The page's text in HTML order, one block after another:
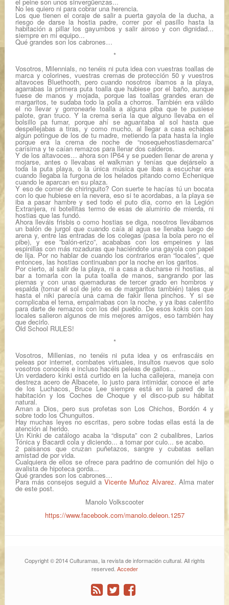
No les quiero ni para cobrar una herencia.
Los que tienen el coraje de salir a puerta gayola de la ducha, a
riesgo de darse la hostia padre, correr por el pasillo hasta la
habitación a pillar los gayumbos y salir airoso y con dignidad...
siempre en mi equipo...
Qué grandes son los cabrones…
*
Vosotros, Milennials, no tenéis ni puta idea con vuestras toallas de
marca y colorines, vuestras cremas de protección 50 y vuestros
altavoces Bluethooth, pero cuando nosotros íbamos a la playa,
agarrabas la primera puta toalla que hubiese por el baño, aunque
fuese de manos y mojada, porque las toallas grandes eran de
margaritos, te sudaba todo la polla a chorros. También era válido
el no llevar y gorronearle toalla a alguna piba que te pusiese
palote, gran truco. Y la crema sería la que alguno llevaba en el
bolsillo pa fumar, porque ahí se aguantaba al sol hasta que
despellejabas a tiras, y como mucho, al llegar a casa echabas
algún potingue de los de tu madre, metiendo la pata hasta la ingle
porque era la crema de noche de “nosequehostiasdemarca”
carísima y te caían remazos para llenar dos calderos.
Y de los altavoces… ahora son IP64 y se pueden llenar de arena y
mojarse, antes o llevabas el walkman y tenías que dejárselo a
toda la puta playa, o la única música que ibas a escuchar era
cuando llegaba la furgona de los helados pitando como Echenique
cuando le aparcan en su plaza.
Y eso de comer de chiringuito? Con suerte te hacías tú un bocata
con lo que hubiese en la nevera, eso si te acordabas, a la playa se
iba a pasar hambre y sed todo el puto día, como en la Legión
Extranjera, ni botellitas termo de esas de aluminio de mierda, ni
hostias que las fundó.
Ahora lleváis frisbis o como hostias se diga, nosotros llevábamos
un balón de jurgol que cuando caía al agua se llenaba luego de
arena y, entre las entradas de los colegas (pasa la bola pero no el
pibe), y ese ”balón-erizo”, acababas con los empeines y las
espinillas con más rozaduras que haciéndote una gayola con papel
de lija. Por no hablar de cuando los contrarios eran “locales”, que
entonces, las hostias continuaban por la noche en los garitos.
Por cierto, al salir de la playa, ni a casa a ducharse ni hostias, al
bar a tomarla con la puta toalla de manos, sangrando por las
piernas y con unas quemaduras de tercer grado en hombros y
espalda (tomar el sol de jeto es de margaritos también) tales que
hasta el niki parecía una cama de fakir llena pinchos. Y si se
complicaba el tema, empalmabas con la noche, y ya ibas calentito
para darte de remazos con los del pueblo. De esos kokis con los
locales salieron algunos de mis mejores amigos, eso también hay
que decirlo.
Old School RULES!
*
Vosotros, Millenias, no tenéis ni puta idea y os enfrascáis en
peleas por internet, combates virtuales, insultos nuevos que solo
vosotros conocéis e incluso hacéis peleas de gallos...
Un verdadero kinki está curtido en la lucha callejera, maneja con
destreza acero de Albacete, lo justo para intimidar, conoce el arte
de los Luchacos, Bruce Lee siempre está en la pared de la
habitación y los Coches de Choque y el disco-pub su hábitat
natural.
Aman a Dios, pero sus profetas son Los Chichos, Bordón 4 y
sobre todo los Chunguitos.
Hay muchas leyes no escritas, pero sobre todas ellas está la de
atención al herido.
Un Kinki de catálogo acaba la “disputa” con 2 cubalibres, Larios
Tónica y Bacardi cola y diciendo... a tomar por culo... se acabo.
2 paisanos que cruzan puñetazos, sangre y cubatas sellan
amistad de por vida.
Cualquiera de ellos se ofrece para padrino de comunión del hijo o
avalista de hipoteca gorda...
Qué grandes son los cabrones…
Para más consejos seguid a Vicente Muñoz Alvarez. Alma mater
de este post.
Manolo Volkscooter
https://www.facebook.com/manolo.deleon.1257
Copyright © 2014 Culturamas, la revista de información cultural. All rights
reserved. Acceder